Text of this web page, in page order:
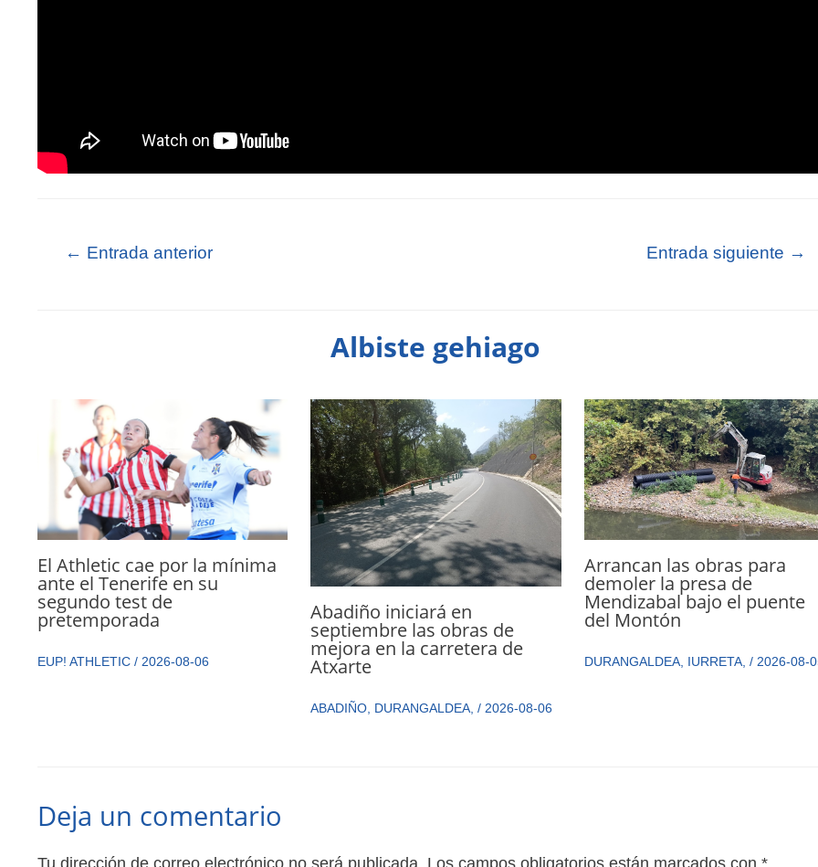
← Entrada anterior Entrada siguiente →
Albiste gehiago
El Athletic cae por la mínima
ante el Tenerife en su
segundo test de
pretemporada
EUP! ATHLETIC/ 2026-08-06
Abadiño iniciará en
septiembre las obras de
mejora en la carretera de
Atxarte
ABADIÑO, DURANGALDEA,/2026-08-06
Arrancan las obras para
demoler la presa de
Mendizabal bajo el puente
del Montón
DURANGALDEA, IURRETA, / 2026-08-
Deja un comentario